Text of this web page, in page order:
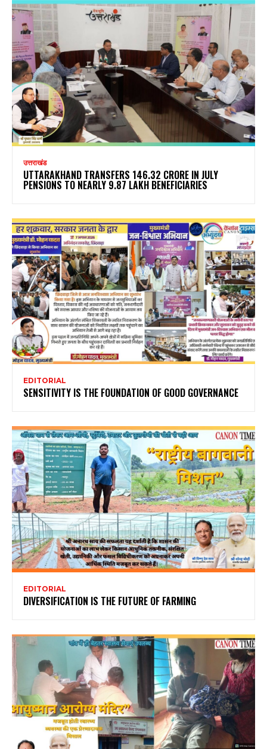
उत्तराखंड
UTTARAKHAND TRANSFERS ₹146.32 CRORE IN JULY
PENSIONS TO NEARLY 9.87 LAKH BENEFICIARIES
EDITORIAL
SENSITIVITY IS THE FOUNDATION OF GOOD GOVERNANCE
EDITORIAL
DIVERSIFICATION IS THE FUTURE OF FARMING